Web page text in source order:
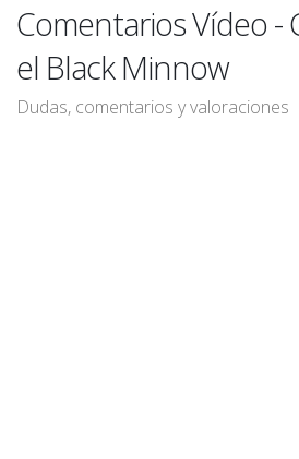
Comentarios Vídeo -
el Black Minnow
Dudas, comentarios y valoraciones